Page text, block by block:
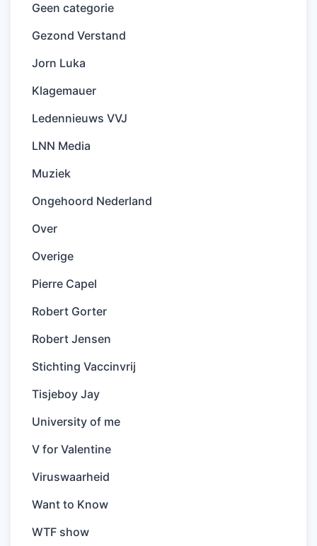
Geen categorie
Gezond Verstand
Jorn Luka
Klagemauer
Ledennieuws VVJ
LNN Media
Muziek
Ongehoord Nederland
Over
Overige
Pierre Capel
Robert Gorter
Robert Jensen
Stichting Vaccinvrij
Tisjeboy Jay
University of me
V for Valentine
Viruswaarheid
Want to Know
WTF show